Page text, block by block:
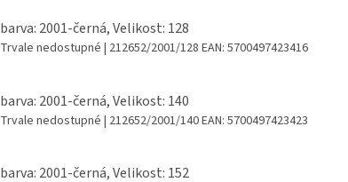
barva: 2001-černá, Velikost: 128
Trvale nedostupné | 212652/2001/128 EAN: 5700497423416
barva: 2001-černá, Velikost: 140
Trvale nedostupné | 212652/2001/140EAN: 5700497423423
barva: 2001-černá, Velikost: 152